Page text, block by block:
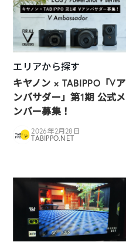
エリアから探す
キヤノン × TABIPPO「Vア
ンバサダー」第1期 公式メ
ンバー募集！
2026年2月28日
TABIPPO.NET